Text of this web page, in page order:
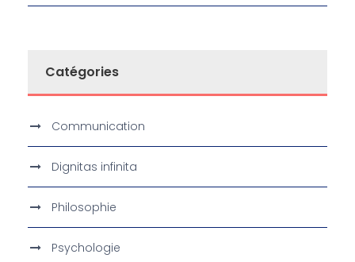
Catégories
Communication
Dignitas infinita
Philosophie
Psychologie